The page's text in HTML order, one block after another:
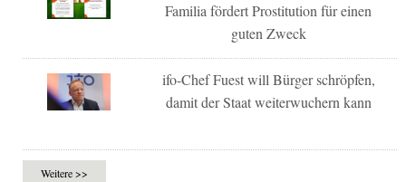
Familia fördert Prostitution für einen
guten Zweck
ifo-Chef Fuest will Bürger schröpfen,
damit der Staat weiterwuchern kann
Weitere >>